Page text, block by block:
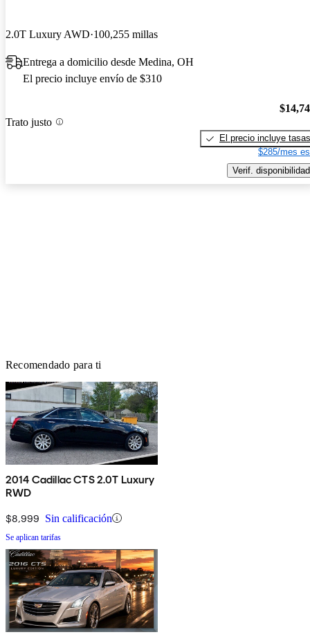
2.0T Luxury AWD 100,255 millas
Entrega a domicilio desde Medina, OH
El precio incluye envío de $310
Trato justo
El precio incluye tasas
$285/mes
Verif. disponibilidad
Recomendado para ti
2014 Cadillac CTS 2.0T Luxury
RWD
$8,999 Sin calificación
Se aplican tarifas